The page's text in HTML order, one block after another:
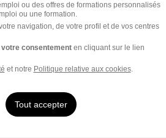
H/F
ou des offres de formations personnalisés
ou une formation.
navigation, de votre profil et de vos centres
consentementen cliquant sur le lien
et notre Politique relative aux cookies.
Tout accepter